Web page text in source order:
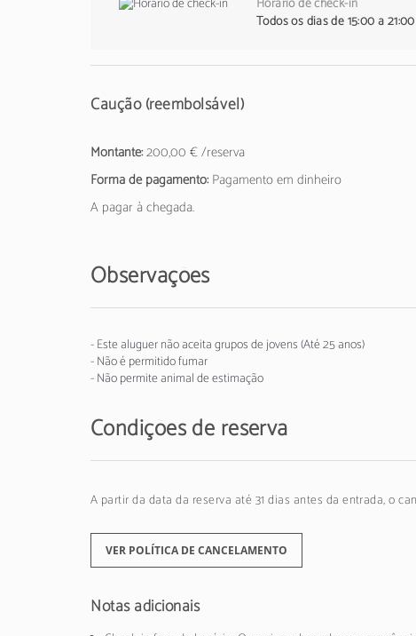
Todos os dias de 15:00 a 21:00
Caução (reembolsável)
Montante:200,00 € /reserva
Forma de pagamento:Pagamento em dinheiro
A pagar à chegada.
Observações
- Este aluguer não aceita grupos de jovens (Até 25 anos)
- Não é permitido fumar
- Não permite animal de estimação
Condições de reserva
A partir da data da reserva até 31 dias antes da entrada, o
VER POLÍTICA DE CANCELAMENTO
Notas adicionais